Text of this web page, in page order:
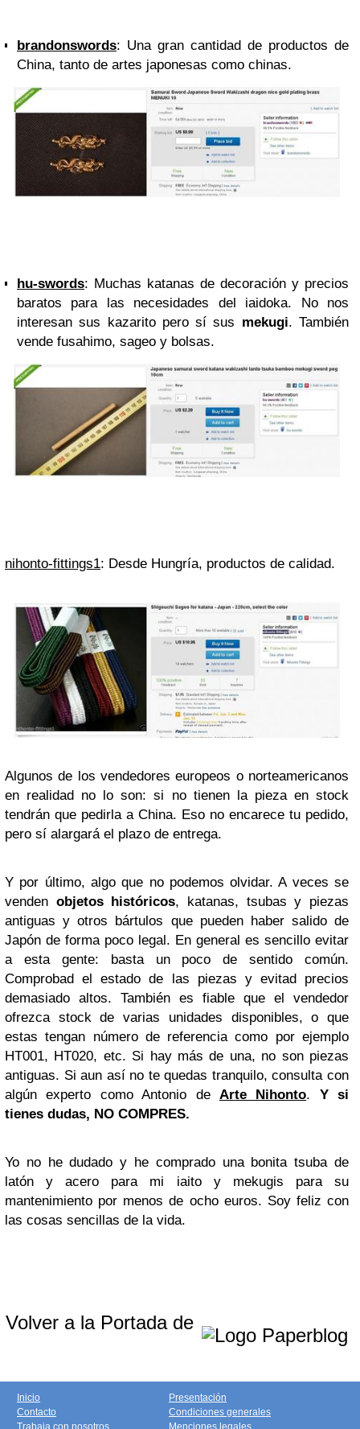
brandonswords: Una gran cantidad de productos de
China, tanto de artes japonesas como chinas.
hu-swords: Muchas katanas de decoración y precios
baratos para las necesidades del iaidoka. No nos
interesan sus kazarito pero sí sus mekugi. También
vende fusahimo, sageo y bolsas.
nihonto-fittings1: Desde Hungría, productos de calidad.
Algunos de los vendedores europeos o norteamericanos
en realidad no lo son: si no tienen la pieza en stock
tendrán que pedirla a China. Eso no encarece tu pedido,
pero sí alargará el plazo de entrega.
Y por último, algo que no podemos olvidar. A veces se
venden objetos históricos, katanas, tsubas y piezas
antiguas y otros bártulos que pueden haber salido de
Japón de forma poco legal. En general es sencillo evitar
a esta gente: basta un poco de sentido común.
Comprobad el estado de las piezas y evitad precios
demasiado altos. También es fiable que el vendedor
ofrezca stock de varias unidades disponibles, o que
estas tengan número de referencia como por ejemplo
HT001, HT020, etc. Si hay más de una, no son piezas
antiguas. Si aun así no te quedas tranquilo, consulta con
algún experto como Antonio de Arte Nihonto. Y si
tienes dudas, NO COMPRES.
Yo no he dudado y he comprado una bonita tsuba de
latón y acero para mi iaito y mekugis para su
mantenimiento por menos de ocho euros. Soy feliz con
las cosas sencillas de la vida.
Volver a la Portada de
Inicio
Contacto
Presentación
Condiciones generales